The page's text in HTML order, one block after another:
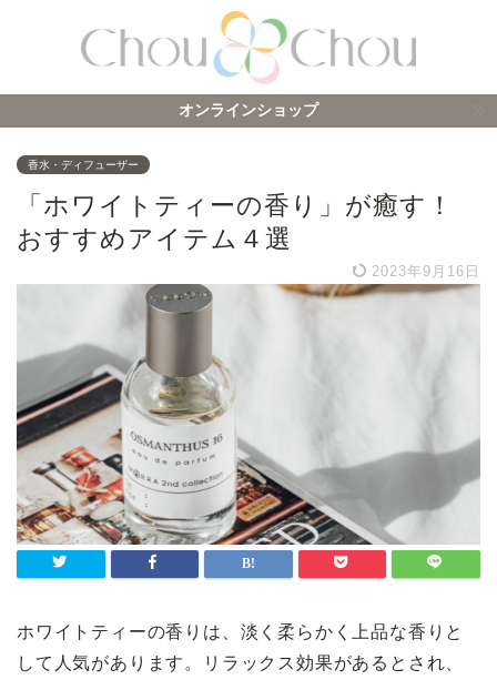
オンラインショップ
香水・ディフューザー
「ホワイトティーの香り」が癒す！
おすすめアイテム４選
2023年9月16日
ホワイトティーの香りは、淡く柔らかく上品な香りと
して人気があります。リラックス効果があるとされ、